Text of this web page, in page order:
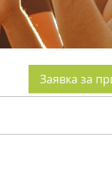
Заявка за